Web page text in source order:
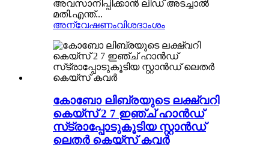
അവസാനിപ്പിക്കാൻ ലിഡ് അടച്ചാൽ
മതി.എന്ത്...
അന്വേഷണംവിശദാംശം
കോബോ ലിബ്രയുടെ ലക്ഷ്വറി
കെയ്‌സ് 2 7 ഇഞ്ച് ഹാൻഡ്
സ്‌ട്രാപ്പോടുകൂടിയ സ്റ്റാൻഡ്
ലെതർ കെയ്‌സ് കവർ